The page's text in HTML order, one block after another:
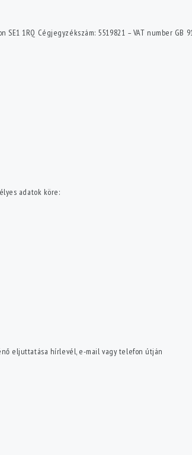
1RQ Cégjegyzékszám: 5519821 – VAT number GB
adatok köre:
eljuttatása hírlevél, e-mail vagy telefon útján